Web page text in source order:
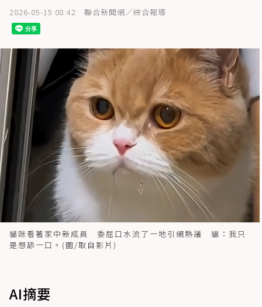
2026-05-15 08:42 聯合新聞網／綜合報導
貓咪看著家中新成員 委屈口水流了一地引網熱議 貓：我只
是想舔一口。(圖/取自影片)
AI摘要